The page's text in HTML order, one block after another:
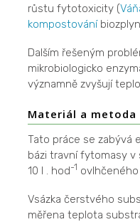
růstu fytotoxicity (
kompostování
Dalším řešeným
mikrobiologicko
významně zvyšují
Materiál a metoda
Tato práce se zabývá
bázi travní fytomasy
10 l . hod-1
Vsázka čerstvého
měřena teplota